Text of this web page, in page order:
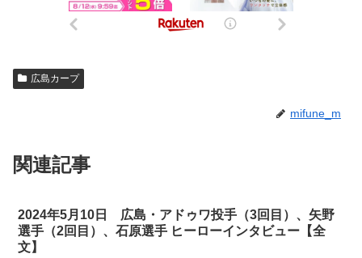
広島カープ
mifune_m
関連記事
2024年5月10日 広島・アドゥワ投手（3回目）、矢野
選手（2回目）、石原選手 ヒーローインタビュー【全
文】